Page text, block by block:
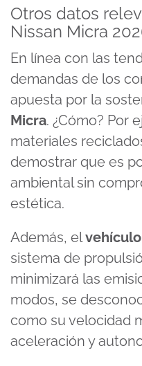
Otros datos
Nissan Micra
En línea con las
demandas de los
apuesta por la
Micra. ¿Cómo? Por
materiales
demostrar que es
ambiental sin
estética.
Además, elvehículo
sistema de
minimizará las
modos, se
como su velocidad
aceleración y